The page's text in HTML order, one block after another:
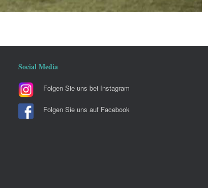
Social Media
Folgen Sie uns bei Instagram
Folgen Sie uns auf Facebook